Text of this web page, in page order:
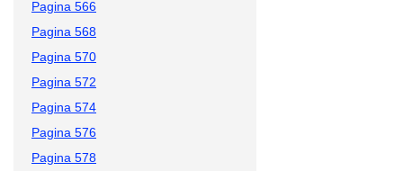
Pagina 566
Pagina 568
Pagina 570
Pagina 572
Pagina 574
Pagina 576
Pagina 578